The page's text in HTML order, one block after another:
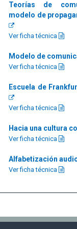
Teorías de
modelo de
Ver ficha técnica
Modelo de
Ver ficha técnica
Escuela de
Ver ficha técnica
Hacia una cultura
Ver ficha técnica
Alfabetización
Ver ficha técnica